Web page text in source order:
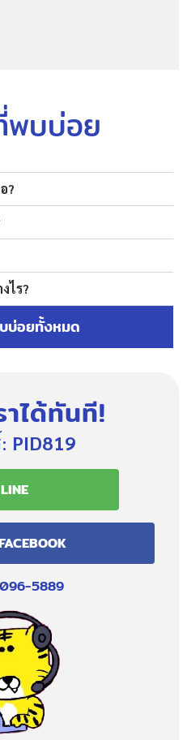
พบบ่อย
?
ไร?
บ่อยทั้งหมด
ได้ทันที!
PID819
5889